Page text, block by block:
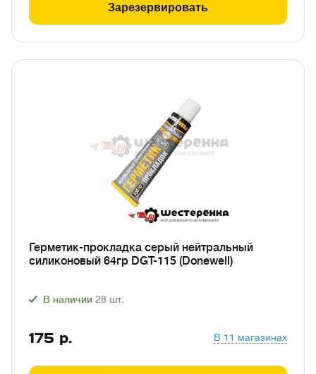
Зарезервировать
Герметик-прокладка серый нейтральный
силиконовый 64гр DGT-115 (Donewell)
В наличии 28 шт.
175 р. В 11 магазинах